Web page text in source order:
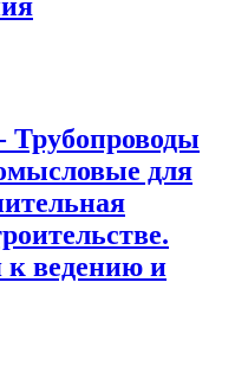
Трубопроводы
для
ведению и